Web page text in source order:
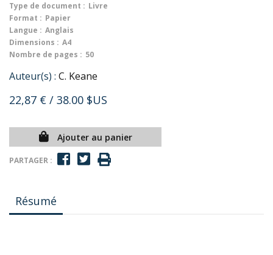
Type de document : Livre
Format : Papier
Langue : Anglais
Dimensions : A4
Nombre de pages : 50
Auteur(s) : C. Keane
22,87 € / 38.00 $US
Ajouter au panier
PARTAGER :
Résumé